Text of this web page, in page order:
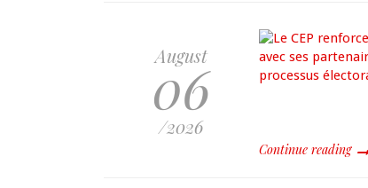
August
06
/2026
Continue reading